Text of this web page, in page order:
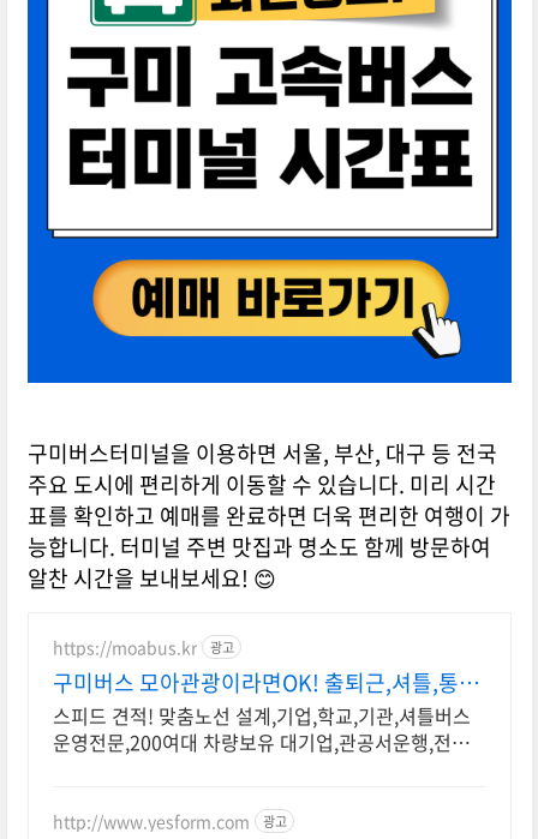
구미버스터미널을 이용하면 서울, 부산, 대구 등 전국
주요 도시에 편리하게 이동할 수 있습니다. 미리 시간
표를 확인하고 예매를 완료하면 더욱 편리한 여행이 가
능합니다. 터미널 주변 맛집과 명소도 함께 방문하여
알찬 시간을 보내보세요! 😊
https://moabus.kr 광고
구미버스 모아관광이라면OK! 출퇴근,셔틀,통학
버스 전문
스피드 견적! 맞춤노선 설계,기업,학교,기관,셔틀버스
운영전문,200여대 차량보유 대기업,관공서운행,전국
http://www.yesform.com 광고